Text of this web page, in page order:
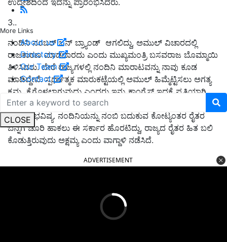
More Links
About us
Directory
Our Team
Contact
CLOSE
ಉದ್ದೇಶದಿಂದ ಇದನ್ನು ಪ್ರಾರಂಭಿಸಿದರು.
3..
ನಂದಿನಿ ನಂಬರ್ ಒನ್ ಬ್ರ್ಯಾಂಡ್ ಆಗಲಿದ್ದು, ಅಮುಲ್ ವಿಚಾರದಲ್ಲಿ
ರಾಜಕಾರಣ ಮಾಡಬಾರದು ಎಂದು ಮುಖ್ಯಮಂತ್ರಿ ಬಸವರಾಜ ಬೊಮ್ಮಾಯಿ
ತಿಳಿಸಿದರು. ಬೇರೆ ರಾಜ್ಯಗಳಲ್ಲಿ ನಂದಿನಿ ಮಾರಾಟವನ್ನು ನಾವು ಕೂಡ
ಮಾಡಿದ್ದೇವೆ. ಸ್ಪರ್ಧಾತ್ಮಕ ಮಾರುಕಟ್ಟೆಯಲ್ಲಿ ಅಮುಲ್ ಹಿಮ್ಮೆಟ್ಟಿಸಲು ಅಗತ್ಯ
ಕ್ರಮ ಕೈಗೊಳ್ಳಲಾಗುವುದು ಎಂದರು ಇನ್ನು ಕಾಂಗ್ರೆಸ್‌ ಇದಕ್ಕೆ ಪ್ರತಿಯಾಗಿ
ಟ್ವೀಟ್‌ ಮಾಡಿದ್ದು, ನಂದಿನಿ ಎಂದರೆ ಬರೀ ಹಾಲಲ್ಲ, ರಾಜ್ಯದ ರೈತರ ಬೆವರು,
ಬದುಕು, ಭವಿಷ್ಯ. ನಂದಿನಿಯನ್ನು ನಂಬಿ ಬದುಕುವ ಕೋಟ್ಯಂತರ ರೈತರ
ಬೆನ್ನಿಗೆ ಚೂರಿ ಹಾಕಲು ಈ ಸರ್ಕಾರ ಹೊರಟಿದ್ದು, ರಾಜ್ಯದ ರೈತರ ಹಿತ ಬಲಿ
ಕೊಡುತ್ತಿರುವುದು ಅಕ್ಷಮ್ಯ ಎಂದು ವಾಗ್ದಾಳಿ ನಡೆಸಿದೆ.
ADVERTISEMENT